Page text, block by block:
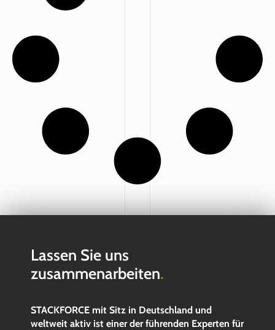
Lassen Sie uns
zusammenarbeiten.
STACKFORCE mit Sitz in Deutschland und
weltweit aktiv ist einer der führenden Experten für